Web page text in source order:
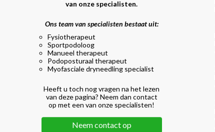
van onze specialisten.
Ons team van specialisten bestaat uit:
Fysiotherapeut
Sportpodoloog
Manueel therapeut
Podoposturaal therapeut
Myofasciale dryneedling specialist
Heeft u toch nog vragen na het lezen
van deze pagina? Neem dan contact
op met een van onze specialisten!
Neem contact op